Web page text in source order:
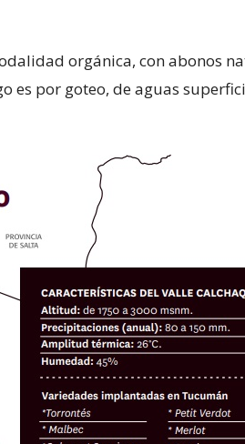
orgánica, con abonos
es por goteo, de aguas